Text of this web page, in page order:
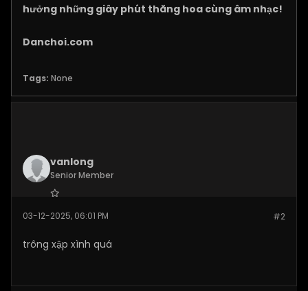
hưởng những giây phút thăng hoa cùng âm nhạc!
Danchoi.com
Tags: None
vanlong
Senior Member
Posts:269 #2
03-12-2025, 06:01 PM
trông xập xình quá